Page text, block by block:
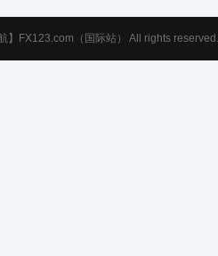
FX123.com（国际站） All rights reserved.